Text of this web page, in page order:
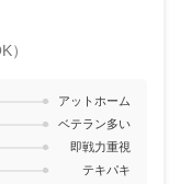
）
アットホーム
ベテラン多い
即戦力重視
テキパキ